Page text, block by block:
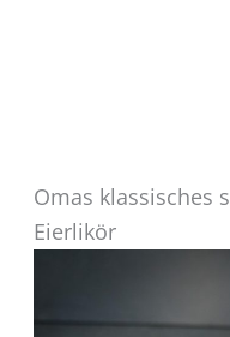
Omas klassisches
Eierlikör